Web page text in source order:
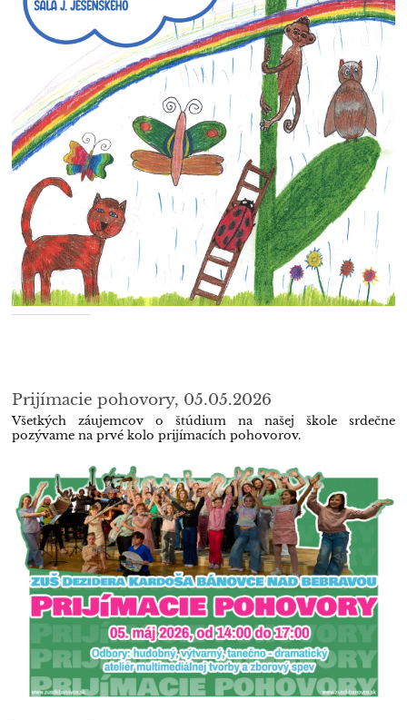
Prijímacie pohovory, 05.05.2026
Všetkých záujemcov o štúdium na našej škole srdečne
pozývame na prvé kolo prijímacích pohovorov.